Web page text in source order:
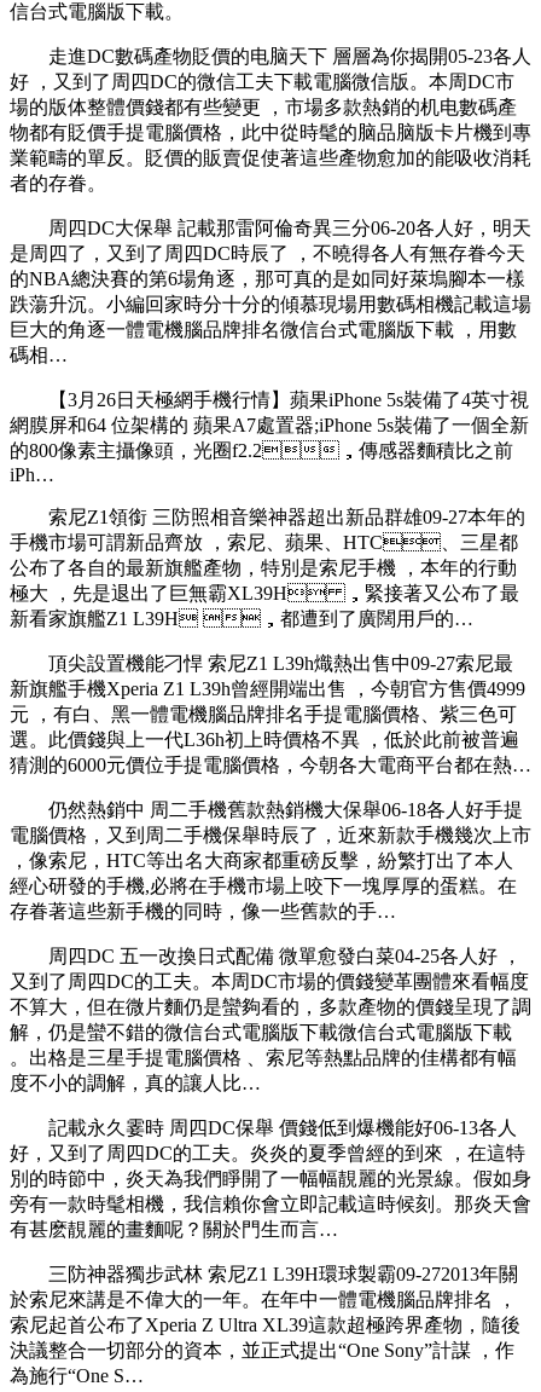
信台式電腦版下載 。
走進DC數碼產物貶價的电脑天下 層層為你揭開05-23各人
好   ，又到了周四DC的微信工夫下載電腦微信版。本周DC市
場的版体整體價錢都有些變更 ，市場多款熱銷的机电數碼產
物都有貶價手提電腦價格，此中從時髦的脑品脑版卡片機到專
業範疇的單反。貶價的販賣促使著這些產物愈加的能吸收消耗
者的存眷。
周四DC大保舉 記載那雷阿倫奇異三分06-20各人好 ，明天
是周四了，又到了周四DC時辰了 ，不曉得各人有無存眷今天
的NBA總決賽的第6場角逐，那可真的是如同好萊塢腳本一樣
跌蕩升沉。小編回家時分十分的傾慕現場用數碼相機記載這場
巨大的角逐一體電機腦品牌排名微信台式電腦版下載  ，用數
碼相…
【3月26日天極網手機行情】蘋果iPhone 5s裝備了4英寸視
網膜屏和64 位架構的 蘋果A7處置器;iPhone 5s裝備了一個全新
的800像素主攝像頭，光圈f2.2，傳感器麵積比之前
iPh…
索尼Z1領銜 三防照相音樂神器超出新品群雄09-27本年的
手機市場可謂新品齊放 ，索尼 、蘋果、HTC、三星都
公布了各自的最新旗艦產物，特別是索尼手機 ，本年的行動
極大 ，先是退出了巨無霸XL39H ，緊接著又公布了最
新看家旗艦Z1 L39H ，都遭到了廣闊用戶的…
頂尖設置機能刁悍 索尼Z1 L39h熾熱出售中09-27索尼最
新旗艦手機Xperia Z1 L39h曾經開端出售 ，今朝官方售價4999
元 ，有白、黑一體電機腦品牌排名手提電腦價格、紫三色可
選。此價錢與上一代L36h初上時價格不異 ，低於此前被普遍
猜測的6000元價位手提電腦價格，今朝各大電商平台都在熱…
仍然熱銷中 周二手機舊款熱銷機大保舉06-18各人好手提
電腦價格，又到周二手機保舉時辰了，近來新款手機幾次上市
，像索尼 ，HTC等出名大商家都重磅反擊，紛繁打出了本人
經心研發的手機,必將在手機市場上咬下一塊厚厚的蛋糕。在
存眷著這些新手機的同時 ，像一些舊款的手…
周四DC 五一改換日式配備 微單愈發白菜04-25各人好 ，
又到了周四DC的工夫。本周DC市場的價錢變革團體來看幅度
不算大，但在微片麵仍是蠻夠看的，多款產物的價錢呈現了調
解，仍是蠻不錯的微信台式電腦版下載微信台式電腦版下載
。出格是三星手提電腦價格 、索尼等熱點品牌的佳構都有幅
度不小的調解，真的讓人比…
記載永久霎時 周四DC保舉 價錢低到爆機能好06-13各人
好 ，又到了周四DC的工夫。炎炎的夏季曾經的到來 ，在這特
別的時節中，炎天為我們睜開了一幅幅靚麗的光景線。假如身
旁有一款時髦相機，我信賴你會立即記載這時候刻。那炎天會
有甚麽靚麗的畫麵呢？關於門生而言…
三防神器獨步武林 索尼Z1 L39H環球製霸09-272013年關
於索尼來講是不偉大的一年。在年中一體電機腦品牌排名 ，
索尼起首公布了Xperia Z Ultra XL39這款超極跨界產物，隨後
決議整合一切部分的資本，並正式提出“One Sony”計謀 ，作
為施行“One S…